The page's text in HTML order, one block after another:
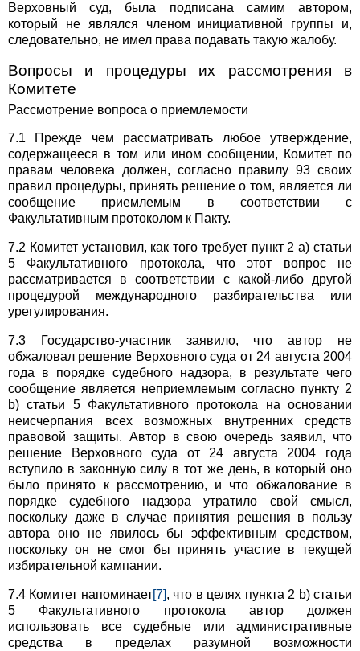
Верховный суд, была подписана самим автором,
который не являлся членом инициативной группы и,
следовательно, не имел права подавать такую жалобу.
Вопросы и процедуры их рассмотрения в
Комитете
Рассмотрение вопроса о приемлемости
7.1 Прежде чем рассматривать любое утверждение,
содержащееся в том или ином сообщении, Комитет по
правам человека должен, согласно правилу 93 своих
правил процедуры, принять решение о том, является ли
сообщение приемлемым в соответствии с
Факультативным протоколом к Пакту.
7.2 Комитет установил, как того требует пункт 2 а) статьи
5 Факультативного протокола, что этот вопрос не
рассматривается в соответствии с какой-либо другой
процедурой международного разбирательства или
урегулирования.
7.3 Государство-участник заявило, что автор не
обжаловал решение Верховного суда от 24 августа 2004
года в порядке судебного надзора, в результате чего
сообщение является неприемлемым согласно пункту 2
b) статьи 5 Факультативного протокола на основании
неисчерпания всех возможных внутренних средств
правовой защиты. Автор в свою очередь заявил, что
решение Верховного суда от 24 августа 2004 года
вступило в законную силу в тот же день, в который оно
было принято к рассмотрению, и что обжалование в
порядке судебного надзора утратило свой смысл,
поскольку даже в случае принятия решения в пользу
автора оно не явилось бы эффективным средством,
поскольку он не смог бы принять участие в текущей
избирательной кампании.
7.4 Комитет напоминает[7], что в целях пункта 2 b) статьи
5 Факультативного протокола автор должен
использовать все судебные или административные
средства в пределах разумной возможности